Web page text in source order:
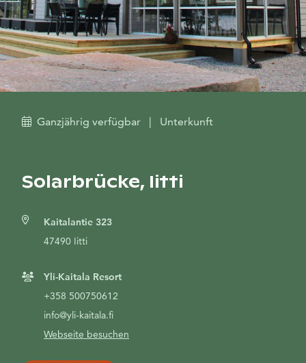
Ganzjährig verfügbar | Unterkunft
Solarbrücke, Iitti
Kaitalantie 323
47490 Iitti
Yli-Kaitala Resort
+358 500750612
info@yli-kaitala.fi
Webseite besuchen